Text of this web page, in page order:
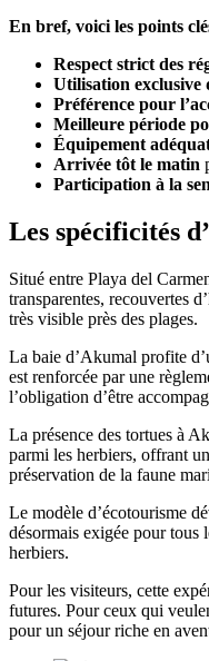
En bref, voici les points
Respect strict des
Utilisation exclusive
Préférence pour
Meilleure période
Équipement
Arrivée tôt le matin
Participation à la
Les spécificités
Situé entre Playa del
transparentes, recouvertes
très visible près des plages.
La baie d’Akumal profite
est renforcée par une
l’obligation d’être
La présence des tortues à
parmi les herbiers, offrant
préservation de la faune
Le modèle d’écotourisme
désormais exigée pour tous
herbiers.
Pour les visiteurs, cette
futures. Pour ceux qui
pour un séjour riche en